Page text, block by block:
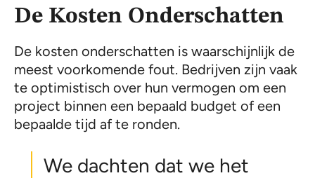
De Kosten Onderschatten
De kosten onderschatten is waarschijnlijk de
meest voorkomende fout. Bedrijven zijn vaak
te optimistisch over hun vermogen om een
project binnen een bepaald budget of een
bepaalde tijd af te ronden.
We dachten dat we het